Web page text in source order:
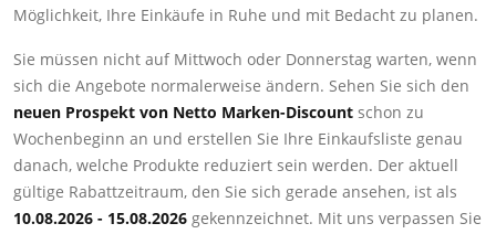
Möglichkeit, Ihre Einkäufe in Ruhe und mit Bedacht zu planen.
Sie müssen nicht auf Mittwoch oder Donnerstag warten, wenn
sich die Angebote normalerweise ändern. Sehen Sie sich den
neuen Prospekt von Netto Marken-Discount schon zu
Wochenbeginn an und erstellen Sie Ihre Einkaufsliste genau
danach, welche Produkte reduziert sein werden. Der aktuell
gültige Rabattzeitraum, den Sie sich gerade ansehen, ist als
10.08.2026 - 15.08.2026 gekennzeichnet. Mit uns verpassen Sie